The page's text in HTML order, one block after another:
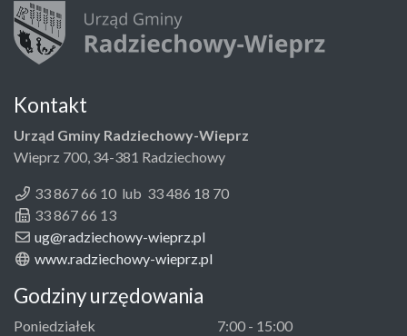
Kontakt
Urząd Gminy Radziechowy-Wieprz
Wieprz 700, 34-381 Radziechowy
33 867 66 10 lub 33 486 18 70
33 867 66 13
ug@radziechowy-wieprz.pl
www.radziechowy-wieprz.pl
Godziny urzędowania
Poniedziałek
7:00 - 15:00